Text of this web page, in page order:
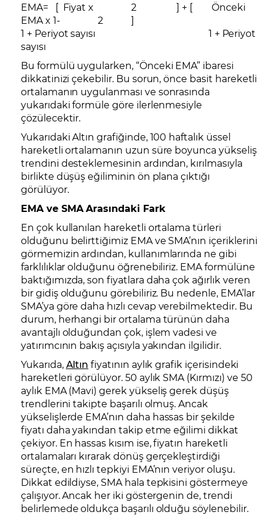
EMA= [ Fiyat x 2 ] + [ Önceki
EMA x 1- 2 ]
1 + Periyot sayısı 1 + Periyot
sayısı
Bu formülü uygularken, “Önceki EMA” ibaresi
dikkatinizi çekebilir. Bu sorun, önce basit hareketli
ortalamanın uygulanması ve sonrasında
yukarıdaki formüle göre ilerlenmesiyle
çözülecektir.
Yukarıdaki Altın grafiğinde, 100 haftalık üssel
hareketli ortalamanın uzun süre boyunca yükseliş
trendini desteklemesinin ardından, kırılmasıyla
birlikte düşüş eğiliminin ön plana çıktığı
görülüyor.
EMA ve SMA Arasındaki Fark
En çok kullanılan hareketli ortalama türleri
olduğunu belirttiğimiz EMA ve SMA’nın içeriklerini
görmemizin ardından, kullanımlarında ne gibi
farklılıklar olduğunu öğrenebiliriz. EMA formülüne
baktığımızda, son fiyatlara daha çok ağırlık veren
bir gidiş olduğunu görebiliriz. Bu nedenle, EMA’lar
SMA’ya göre daha hızlı cevap verebilmektedir. Bu
durum, herhangi bir ortalama türünün daha
avantajlı olduğundan çok, işlem vadesi ve
yatırımcının bakış açısıyla yakından ilgilidir.
Yukarıda,Altın fiyatının aylık grafik içerisindeki
hareketleri görülüyor. 50 aylık SMA (Kırmızı) ve 50
aylık EMA (Mavi) gerek yükseliş gerek düşüş
trendlerini takipte başarılı olmuş. Ancak
yükselişlerde EMA’nın daha hassas bir şekilde
fiyatı daha yakından takip etme eğilimi dikkat
çekiyor. En hassas kısım ise, fiyatın hareketli
ortalamaları kırarak dönüş gerçekleştirdiği
süreçte, en hızlı tepkiyi EMA’nın veriyor oluşu.
Dikkat edildiyse, SMA hala tepkisini göstermeye
çalışıyor. Ancak her iki göstergenin de, trendi
belirlemede oldukça başarılı olduğu söylenebilir.